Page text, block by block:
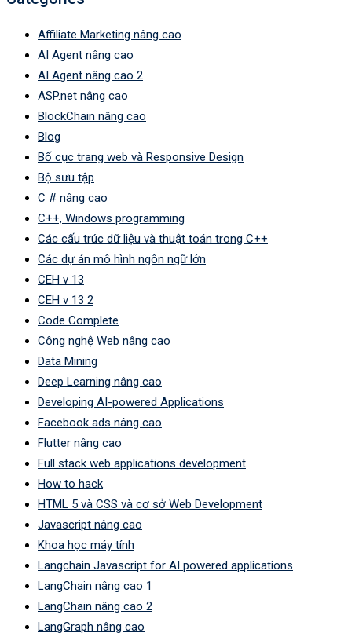
Affiliate Marketing nâng cao
AI Agent nâng cao
AI Agent nâng cao 2
ASP.net nâng cao
BlockChain nâng cao
Blog
Bố cục trang web và Responsive Design
Bộ sưu tập
C # nâng cao
C++, Windows programming
Các cấu trúc dữ liệu và thuật toán trong C++
Các dự án mô hình ngôn ngữ lớn
CEH v 13
CEH v 13 2
Code Complete
Công nghệ Web nâng cao
Data Mining
Deep Learning nâng cao
Developing AI-powered Applications
Facebook ads nâng cao
Flutter nâng cao
Full stack web applications development
How to hack
HTML 5 và CSS và cơ sở Web Development
Javascript nâng cao
Khoa học máy tính
Langchain Javascript for AI powered applications
LangChain nâng cao 1
LangChain nâng cao 2
LangGraph nâng cao